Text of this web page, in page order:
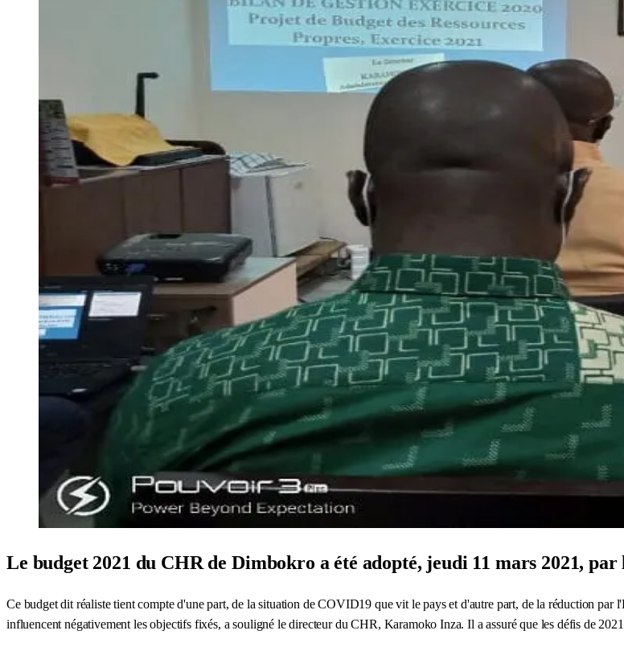
Le budget 2021 du CHR de Dimbokro a été adopté, jeudi 11 mars 2021, par
Ce budget dit réaliste tient compte d'une part, de la situation de COVID19 que vit le pays et d'autre part, de la réduction par
influencent négativement les objectifs fixés, a souligné le directeur du CHR, Karamoko Inza. Il a assuré que les défis de